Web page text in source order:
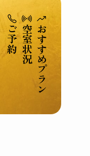
おすすめプラン
空室状況
ご予約